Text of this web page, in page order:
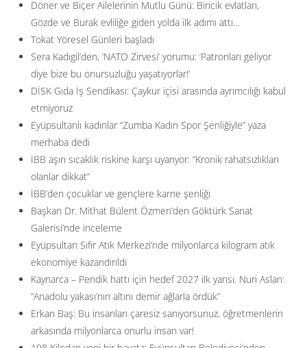
Döner ve Biçer Ailelerinin Mutlu Günü: Biricik evlatları,
Gözde ve Burak evliliğe giden yolda ilk adımı attı…
Tokat Yöresel Günleri başladı
Sera Kadıgil’den, ‘NATO Zirvesi’ yorumu: ‘Patronları geliyor
diye bize bu onursuzluğu yaşatıyorlar!’
DİSK Gıda İş Sendikası: Çaykur içisi arasında ayrımcılığı kabul
etmiyoruz
Eyüpsultanlı kadınlar “Zumba Kadın Spor Şenliğiyle” yaza
merhaba dedi
İBB aşırı sıcaklık riskine karşı uyarıyor: ”Kronik rahatsızlıkları
olanlar dikkat”
İBB’den çocuklar ve gençlere karne şenliği
Başkan Dr. Mithat Bülent Özmen’den Göktürk Sanat
Galerisi’nde inceleme
Eyüpsultan Sıfır Atık Merkezi’nde milyonlarca kilogram atık
ekonomiye kazandırıldı
Kaynarca – Pendik hattı için hedef 2027 ilk yarısı. Nuri Aslan:
”Anadolu yakası’nın altını demir ağlarla ördük”
Erkan Baş: Bu insanları çaresiz sanıyorsunuz, öğretmenlerin
arkasında milyonlarca onurlu insan var!